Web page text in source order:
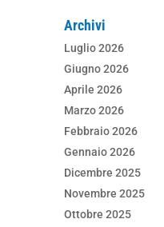
Archivi
Luglio 2026
Giugno 2026
Aprile 2026
Marzo 2026
Febbraio 2026
Gennaio 2026
Dicembre 2025
Novembre 2025
Ottobre 2025